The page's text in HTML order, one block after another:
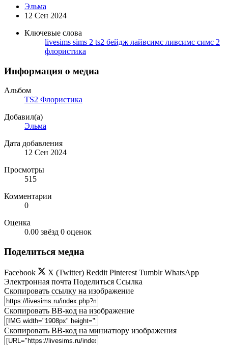
Эльма
12 Сен 2024
Ключевые слова
livesims sims 2 ts2 бейдж лайвсимс ливсимс симс 2
флористика
Информация о медиа
Альбом
TS2 Флористика
Добавил(а)
Эльма
Дата добавления
12 Сен 2024
Просмотры
515
Комментарии
0
Оценка
0.00 звёзд 0 оценок
Поделиться медиа
Facebook X (Twitter) Reddit Pinterest Tumblr WhatsApp
Электронная почта Поделиться Ссылка
Скопировать ссылку на изображение
Скопировать BB-код на изображение
Скопировать BB-код на миниатюру изображения